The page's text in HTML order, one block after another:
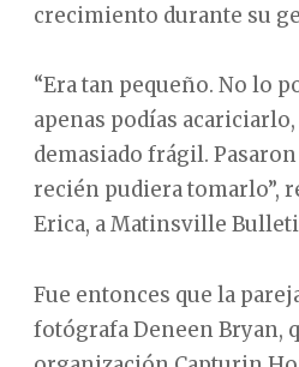
crecimiento durante su
“Era tan pequeño. No lo
apenas podías
demasiado frágil.
recién pudiera tomarlo”,
Erica, a Matinsville
Fue entonces que la
fotógrafa Deneen Bryan,